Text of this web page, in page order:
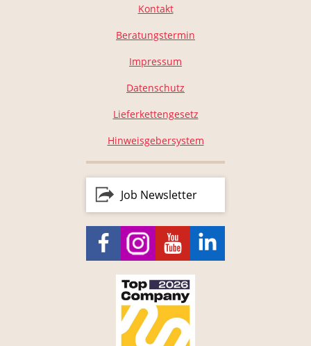
Kontakt
Beratungstermin
Impressum
Datenschutz
Lieferkettengesetz
Hinweisgebersystem
Job Newsletter